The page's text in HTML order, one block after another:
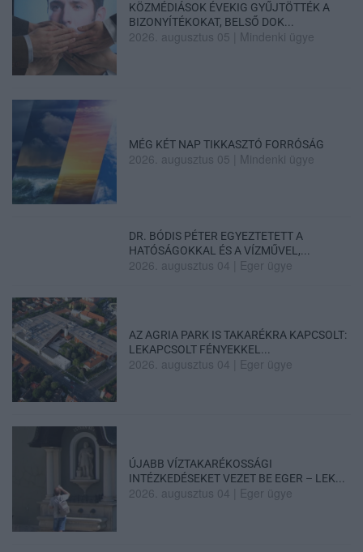
KÖZMÉDIÁSOK ÉVEKIG GYŰJTÖTTÉK A
BIZONYÍTÉKOKAT, BELSŐ DOK...
2026. augusztus 05 Mindenki ügye
MÉG KÉT NAP TIKKASZTÓ FORRÓSÁG
2026. augusztus 05 Mindenki ügye
DR. BÓDIS PÉTER EGYEZTETETT A
HATÓSÁGOKKAL ÉS A VÍZMŰVEL,...
2026. augusztus 04 Eger ügye
AZ AGRIA PARK IS TAKARÉKRA KAPCSOLT:
LEKAPCSOLT FÉNYEKKEL...
2026. augusztus 04 Eger ügye
ÚJABB VÍZTAKARÉKOSSÁGI
INTÉZKEDÉSEKET VEZET BE EGER – LEK...
2026. augusztus 04 Eger ügye